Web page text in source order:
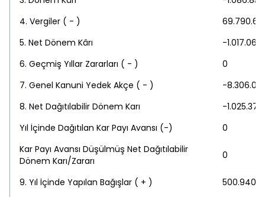
4. Vergiler ( - )
5. Net Dönem Kârı
-
6. Geçmiş Yıllar Zararları ( - )
0
7. Genel Kanuni Yedek Akçe ( - )
-
8. Net Dağıtılabilir Dönem Karı
-
Yıl İçinde Dağıtılan Kar Payı Avansı (-)
0
Kar Payı Avansı Düşülmüş Net Dağıtılabilir
Dönem Karı/Zararı
0
9. Yıl İçinde Yapılan Bağışlar ( + )
500.940